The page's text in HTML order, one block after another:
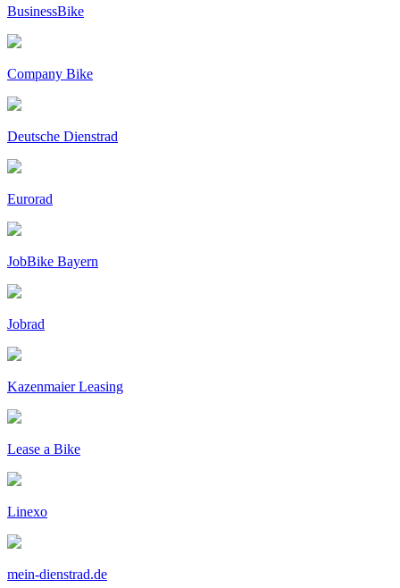
BusinessBike
Company Bike
Deutsche Dienstrad
Eurorad
JobBike Bayern
Jobrad
Kazenmaier Leasing
Lease a Bike
Linexo
mein-dienstrad.de